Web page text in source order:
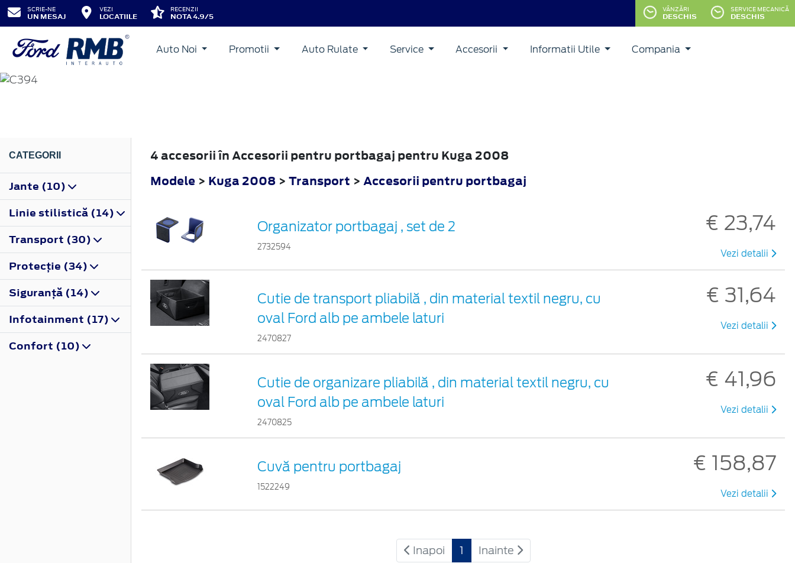
SCRIE-NE
UN MESAJ
VEZI
LOCATIILE
RECENZII
NOTA 4.9/5
VÂNZĂRI
DESCHIS
SERVICE MECANICĂ
DESCHIS
Auto Noi Promotii Auto Rulate Service Accesorii Informatii Utile Compania
KUGA
CATEGORII
Jante (10)
Linie stilistică (14)
Transport (30)
Protecţie (34)
Siguranţă (14)
Infotainment (17)
Confort (10)
4 accesorii în Accesorii pentru portbagaj pentru Kuga 2008
Modele > Kuga 2008 > Transport > Accesorii pentru portbagaj
Organizator portbagaj , set de 2
2732594
€ 23,74
Vezi detalii
Cutie de transport pliabilă , din material textil negru, cu
oval Ford alb pe ambele laturi
2470827
€ 31,64
Vezi detalii
Cutie de organizare pliabilă , din material textil negru, cu
oval Ford alb pe ambele laturi
2470825
€ 41,96
Vezi detalii
Cuvă pentru portbagaj
1522249
€ 158,87
Vezi detalii
Inapoi 1 Inainte